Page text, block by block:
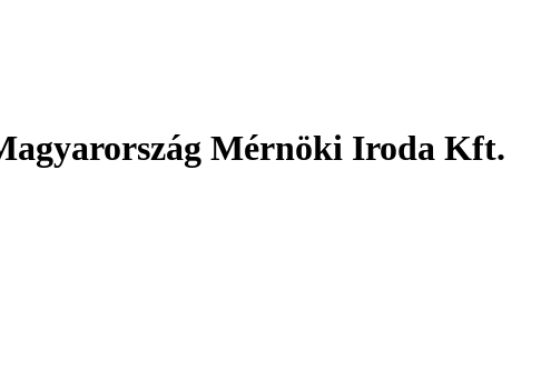
Mérnöki Iroda Kft.